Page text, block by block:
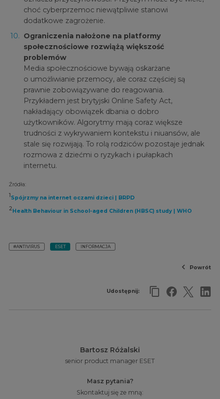
choć cyberprzemoc niewątpliwie stanowi
dodatkowe zagrożenie.
Ograniczenia nałożone na platformy
społecznościowe rozwiążą większość
problemów
Media społecznościowe bywają oskarżane
o umożliwianie przemocy, ale coraz częściej są
prawnie zobowiązywane do reagowania.
Przykładem jest brytyjski Online Safety Act,
nakładający obowiązek dbania o dobro
użytkowników. Algorytmy mają coraz większe
trudności z wykrywaniem kontekstu i niuansów, ale
stale się rozwijają. To rolą rodziców pozostaje jednak
rozmowa z dziećmi o ryzykach i pułapkach
internetu.
Źródła:
1 Spójrzmy na internet oczami dzieci | BRPD
2Health Behaviour in School-aged Children (HBSC) study | WHO
#ANTIVIRUS ESET INFORMACJA
Powrót
Udostępnij:
Bartosz Różalski
senior product manager ESET
Masz pytania?
Skontaktuj się ze mną: